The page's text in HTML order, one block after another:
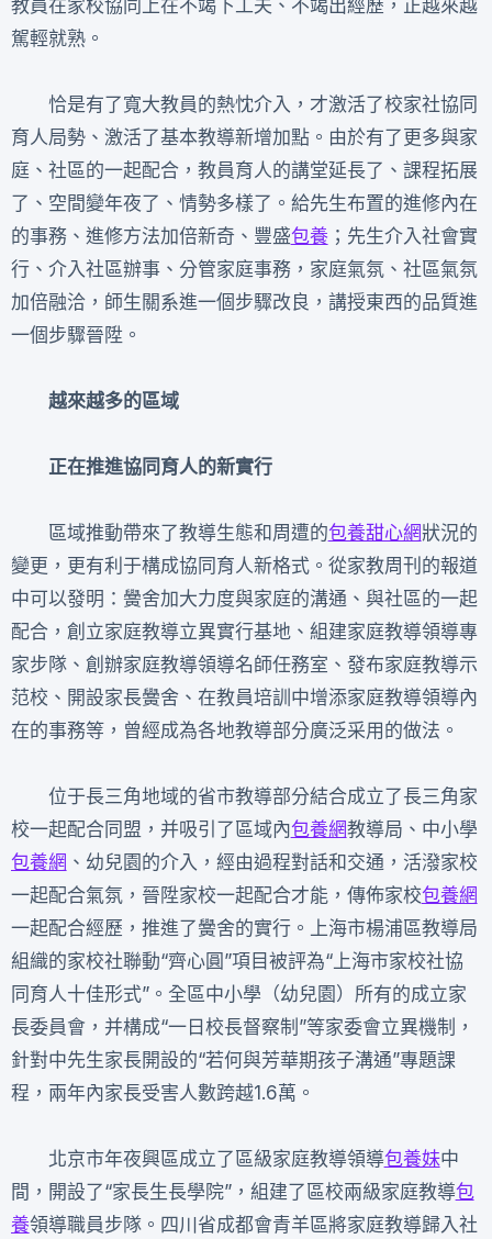
教員在家校協同上在不竭下工夫、不竭出經歷，正越來越
駕輕就熟。
恰是有了寬大教員的熱忱介入，才激活了校家社協同
育人局勢、激活了基本教導新增加點。由於有了更多與家
庭、社區的一起配合，教員育人的講堂延長了、課程拓展
了、空間變年夜了、情勢多樣了。給先生布置的進修內在
的事務、進修方法加倍新奇、豐盛包養；先生介入社會實
行、介入社區辦事、分管家庭事務，家庭氣氛、社區氣氛
加倍融洽，師生關系進一個步驟改良，講授東西的品質進
一個步驟晉陞。
越來越多的區域
正在推進協同育人的新實行
區域推動帶來了教導生態和周遭的包養甜心網狀況的
變更，更有利于構成協同育人新格式。從家教周刊的報道
中可以發明：黌舍加大力度與家庭的溝通、與社區的一起
配合，創立家庭教導立異實行基地、組建家庭教導領導專
家步隊、創辦家庭教導領導名師任務室、發布家庭教導示
范校、開設家長黌舍、在教員培訓中增添家庭教導領導內
在的事務等，曾經成為各地教導部分廣泛采用的做法。
位于長三角地域的省市教導部分結合成立了長三角家
校一起配合同盟，并吸引了區域內包養網教導局、中小學
包養網 、幼兒園的介入，經由過程對話和交通，活潑家校
一起配合氣氛，晉陞家校一起配合才能，傳佈家校包養網
一起配合經歷，推進了黌舍的實行。上海市楊浦區教導局
組織的家校社聯動“齊心圓”項目被評為“上海市家校社協
同育人十佳形式”。全區中小學（幼兒園）所有的成立家
長委員會，并構成“一日校長督察制”等家委會立異機制，
針對中先生家長開設的“若何與芳華期孩子溝通”專題課
程，兩年內家長受害人數跨越1.6萬。
北京市年夜興區成立了區級家庭教導領導包養妹中
間，開設了“家長生長學院”，組建了區校兩級家庭教導包
養領導職員步隊。四川省成都會青羊區將家庭教導歸入社